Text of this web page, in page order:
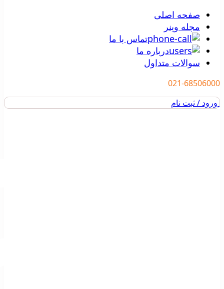
صفحه اصلی
مجله وینر
تماس با ما
درباره ما
سوالات متداول
021-68506000
ورود / ثبت نام